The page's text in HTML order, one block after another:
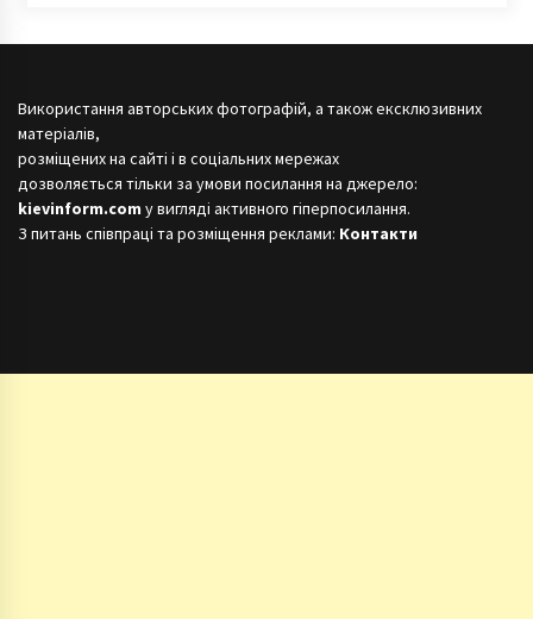
Використання авторських фотографій, а також ексклюзивних
матеріалів,
розміщених на сайті і в соціальних мережах
дозволяється тільки за умови посилання на джерело:
kievinform.com у вигляді активного гіперпосилання.
З питань співпраці та розміщення реклами: Контакти